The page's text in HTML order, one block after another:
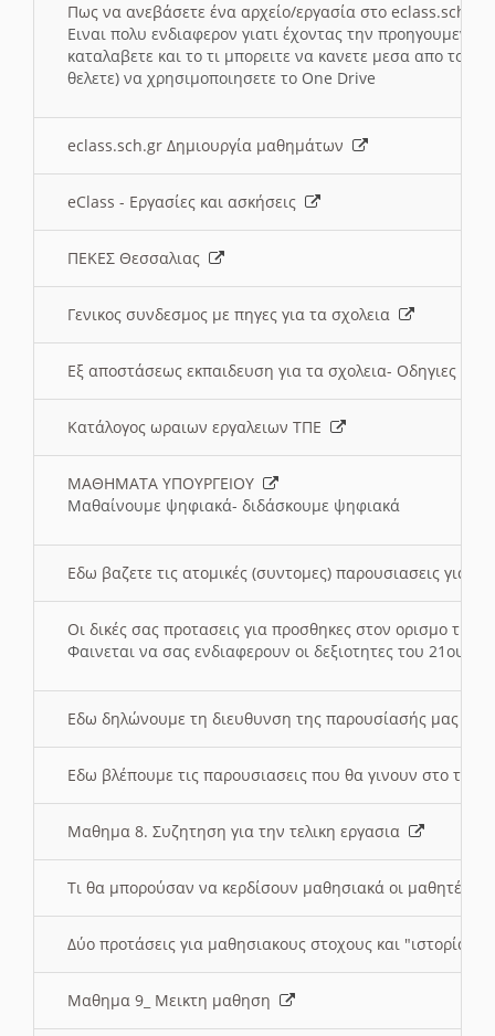
Πως να ανεβάσετε ένα αρχείο/εργασία στο eclass.sch.gr
Ειναι πολυ ενδιαφερον γιατι έχοντας την
καταλαβετε και το τι μπορειτε να κανετε μεσα απο το
θελετε) να χρησιμοποιησετε το One Drive
eclass.sch.gr Δημιουργία μαθημάτων
eClass - Εργασίες και ασκήσεις
ΠΕΚΕΣ Θεσσαλιας
Γενικος συνδεσμος με πηγες για τα σχολεια
Εξ αποστάσεως εκπαιδευση για τα σχολεια- Οδηγιες
Κατάλογος ωραιων εργαλειων ΤΠΕ
ΜΑΘΗΜΑΤΑ ΥΠΟΥΡΓΕΙΟΥ
Μαθαίνουμε ψηφιακά- διδάσκουμε ψηφιακά
Εδω βαζετε τις ατομικές (συντομες) παρουσιασεις για
Οι δικές σας προτασεις για προσθηκες στον ορισμο
Φαινεται να σας ενδιαφερουν οι δεξιοτητες του 21ου
Εδω δηλώνουμε τη διευθυνση της παρουσίασής μας
Εδω βλέπουμε τις παρουσιασεις που θα γινουν στο
Μαθημα 8. Συζητηση για την τελικη εργασια
Τι θα μπορούσαν να κερδίσουν μαθησιακά οι μαθητές/
Δύο προτάσεις για μαθησιακους στοχους και "ιστορία"
Μαθημα 9_ Μεικτη μαθηση